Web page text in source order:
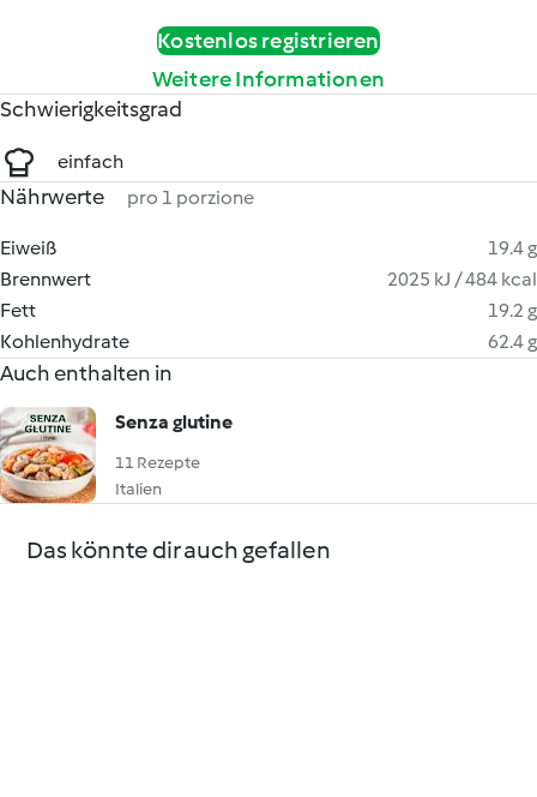
Kostenlos registrieren
Weitere Informationen
Schwierigkeitsgrad
einfach
Nährwerte pro 1 porzione
Eiweiß
19.4 g
Brennwert
2025 kJ / 484 kcal
Fett
19.2 g
Kohlenhydrate
62.4 g
Auch enthalten in
Senza glutine
11 Rezepte
Italien
Das könnte dir auch gefallen